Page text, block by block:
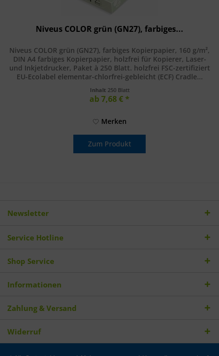
Niveus COLOR grün (GN27), farbiges...
Niveus COLOR grün (GN27), farbiges Kopierpapier, 160 g/m²,
DIN A4 farbiges Kopierpapier, holzfrei für Kopierer, Laser-
und Inkjetdrucker, Paket à 250 Blatt. holzfrei FSC-zertifiziert
EU-Ecolabel elementar-chlorfrei-gebleicht (ECF) Cradle...
Inhalt 250 Blatt
ab 7,68 € *
Merken
Zum Produkt
Newsletter
Service Hotline
Shop Service
Informationen
Zahlung & Versand
Widerruf